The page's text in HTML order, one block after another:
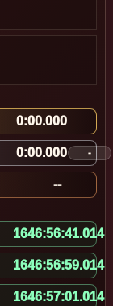
0:00.000
0:00.000 -
--
1646:56:41.509
1646:56:59.509
1646:57:01.509